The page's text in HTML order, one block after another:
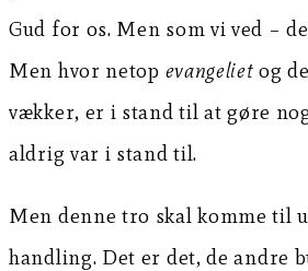
Gud for os. Men som vi ved –
Men hvor netop evangeliet og
vækker, er i stand til at gøre
aldrig var i stand til.
Men denne tro skal komme til
handling. Det er det, de andre